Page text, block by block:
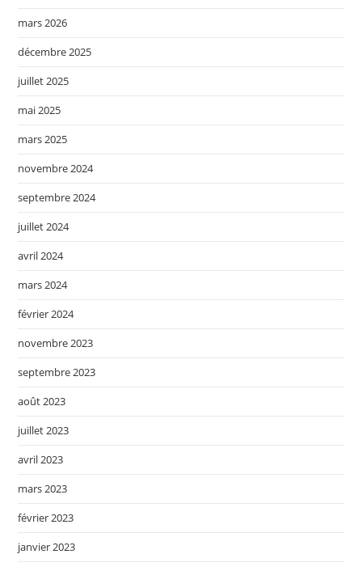
mars 2026
décembre 2025
juillet 2025
mai 2025
mars 2025
novembre 2024
septembre 2024
juillet 2024
avril 2024
mars 2024
février 2024
novembre 2023
septembre 2023
août 2023
juillet 2023
avril 2023
mars 2023
février 2023
janvier 2023